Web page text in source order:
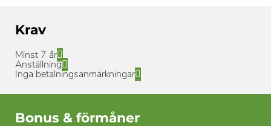
Krav
Minst 7 år
Anställning
Inga betalningsanmärkningar
Bonus & förmåner